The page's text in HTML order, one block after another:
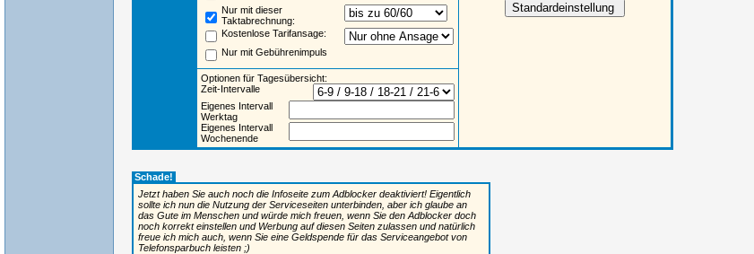
Nur mit dieser
Taktabrechnung:
Kostenlose Tarifansage:
Nur mit Gebührenimpuls
Optionen für Tagesübersicht:
Zeit-Intervalle
Eigenes Intervall
Werktag
Eigenes Intervall
Wochenende
Schade!
Jetzt haben Sie auch noch die Infoseite zum Adblocker deaktiviert! Eigentlich
sollte ich nun die Nutzung der Serviceseiten unterbinden, aber ich glaube an
das Gute im Menschen und würde mich freuen, wenn Sie den Adblocker doch
noch korrekt einstellen und Werbung auf diesen Seiten zulassen und natürlich
freue ich mich auch, wenn Sie eine Geldspende für das Serviceangebot von
Telefonsparbuch leisten ;)